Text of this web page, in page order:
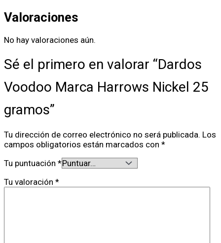
Valoraciones
No hay valoraciones aún.
Sé el primero en valorar “Dardos
Voodoo Marca Harrows Nickel 25
gramos”
Tu dirección de correo electrónico no será publicada. Los
campos obligatorios están marcados con *
Tu puntuación *
Tu valoración *